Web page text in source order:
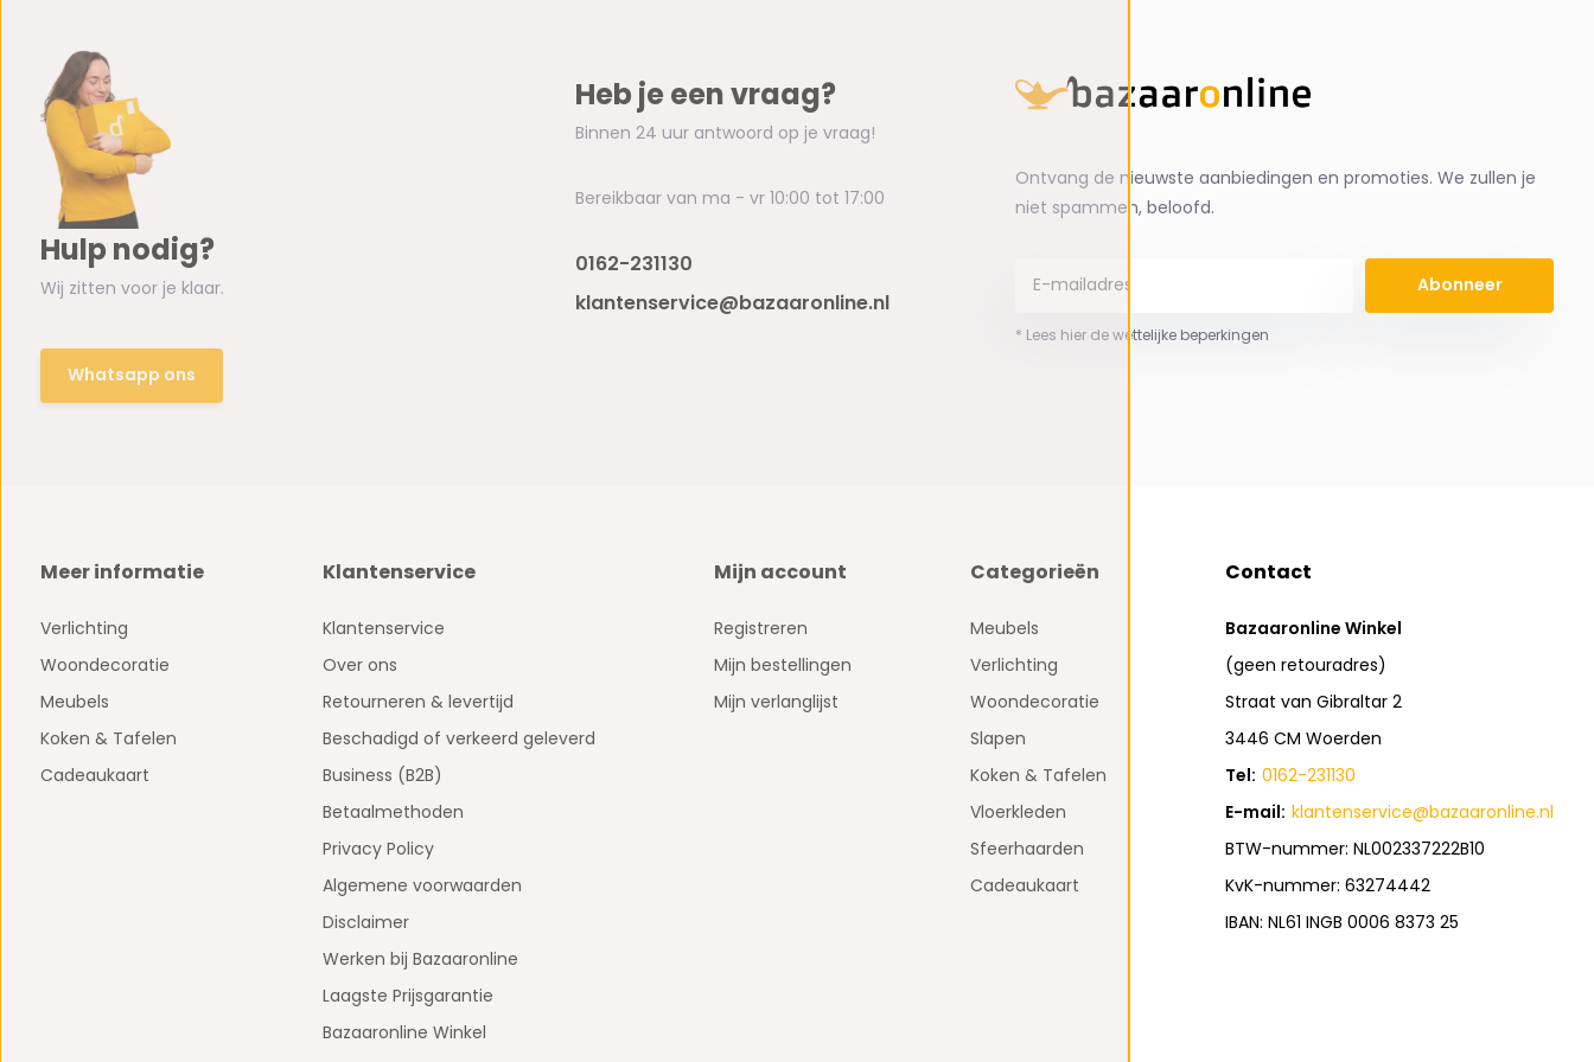
Hulp nodig?
Wij zitten voor je klaar.
Whatsapp ons
Heb je een vraag?
Binnen 24 uur antwoord op je vraag!
Bereikbaar van ma - vr 10:00 tot 17:00
0162-231130
klantenservice@bazaaronline.nl
Ontvang de nieuwste aanbiedingen en promoties. We zullen je
niet spammen, beloofd.
Abonneer
* Lees hier de wettelijke beperkingen
Meer informatie
Verlichting
Woondecoratie
Meubels
Koken & Tafelen
Cadeaukaart
Klantenservice
Klantenservice
Over ons
Retourneren & levertijd
Beschadigd of verkeerd geleverd
Business (B2B)
Betaalmethoden
Privacy Policy
Algemene voorwaarden
Disclaimer
Werken bij Bazaaronline
Laagste Prijsgarantie
Bazaaronline Winkel
Mijn account
Registreren
Mijn bestellingen
Mijn verlanglijst
Categorieën
Meubels
Verlichting
Woondecoratie
Slapen
Koken & Tafelen
Vloerkleden
Sfeerhaarden
Cadeaukaart
Contact
Bazaaronline Winkel
(geen retouradres)
Straat van Gibraltar 2
3446 CM Woerden
Tel: 0162-231130
E-mail: klantenservice@bazaaronline.nl
BTW-nummer: NL002337222B10
KvK-nummer: 63274442
IBAN: NL61 INGB 0006 8373 25